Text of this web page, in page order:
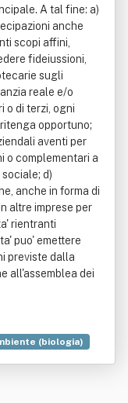
A tal fine: a)
anche
scopi affini,
fideiussioni,
sugli
reale e/o
o di terzi, ogni
opportuno;
aventi per
o complementari a
d)
anche in forma di
altre imprese per
rientranti
puo' emettere
previste dalla
all'assemblea dei
(biologia)